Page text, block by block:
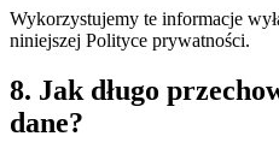
Wykorzystujemy te informacje
niniejszej Polityce prywatności.
8. Jak długo
dane?